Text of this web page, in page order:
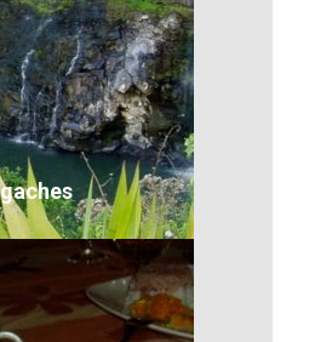
de Madagascar